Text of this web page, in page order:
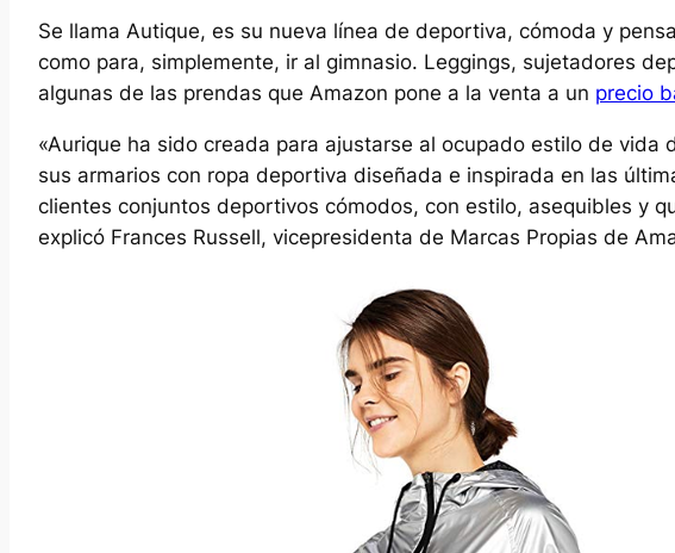
Se llama Autique, es su nueva línea de deportiva, cómoda y
como para, simplemente, ir al gimnasio. Leggings, sujetadores
algunas de las prendas que Amazon pone a la venta a un precio
«Aurique ha sido creada para ajustarse al ocupado estilo de vida
sus armarios con ropa deportiva diseñada e inspirada en las
clientes conjuntos deportivos cómodos, con estilo, asequibles y
explicó Frances Russell, vicepresidenta de Marcas Propias de